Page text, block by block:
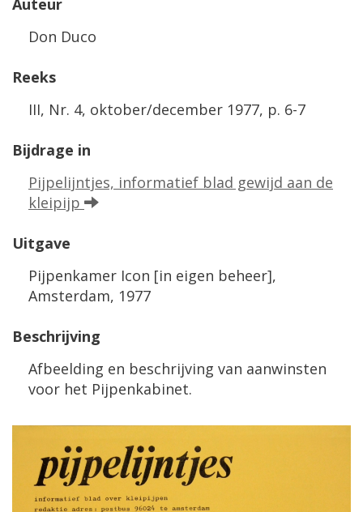
Auteur
Don Duco
Reeks
III, Nr. 4, oktober/december 1977, p. 6-7
Bijdrage in
Pijpelijntjes, informatief blad gewijd aan de
kleipijp
Uitgave
Pijpenkamer Icon [in eigen beheer],
Amsterdam, 1977
Beschrijving
Afbeelding en beschrijving van aanwinsten
voor het Pijpenkabinet.